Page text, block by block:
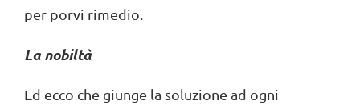
per porvi rimedio.
La nobiltà
Ed ecco che giunge la soluzione ad ogni